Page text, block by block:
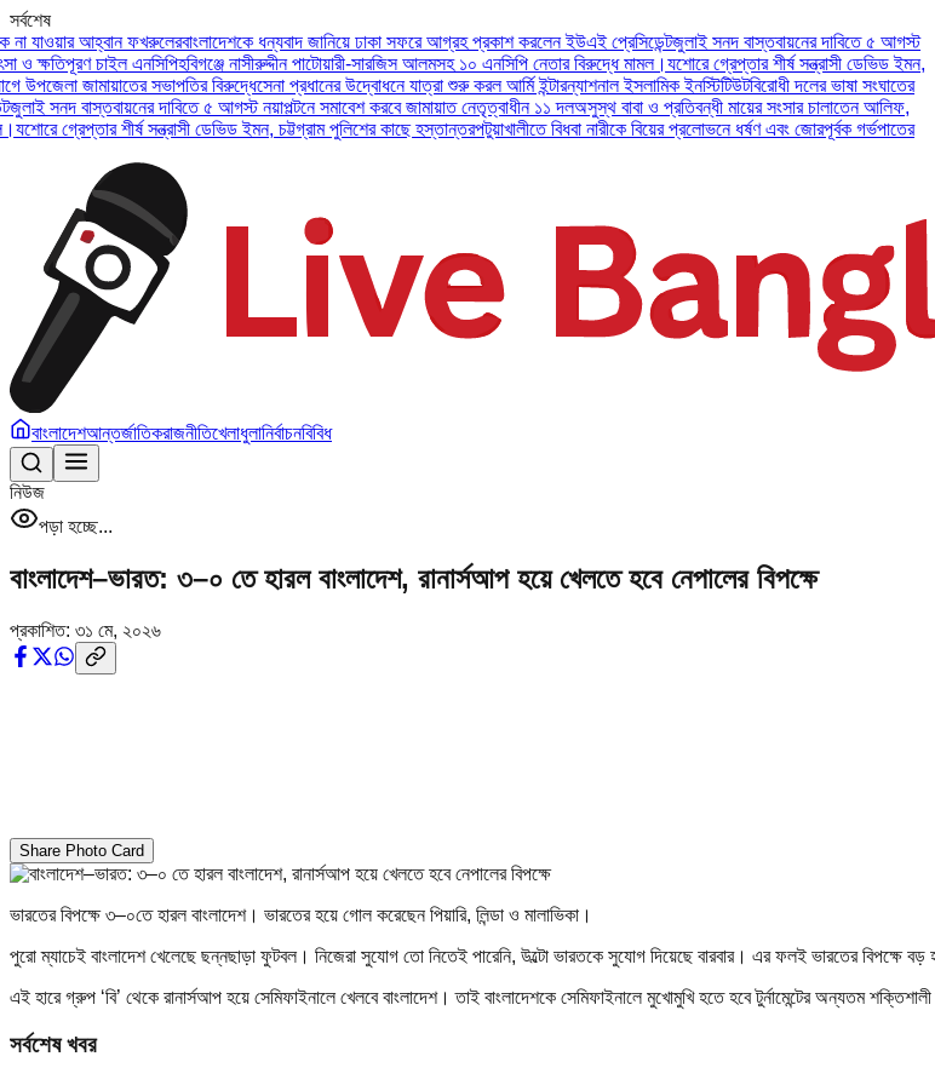
সর্বশেষ
আহ্বান ফখরুলেরবাংলাদেশকে ধন্যবাদ জানিয়ে ঢাকা সফরে আগ্রহ প্রকাশ করলেন ইউএই প্রেসিডেন্টজুলাই সনদ বাস্তবায়নের দাবিতে ৫ আগস্ট
চাইল এনসিপিহবিগঞ্জে নাসীরুদ্দীন পাটোয়ারী-সারজিস আলমসহ ১০ এনসিপি নেতার বিরুদ্ধে মামল।যশোরে গ্রেপ্তার শীর্ষ সন্ত্রাসী ডেভিড ইমন,
জামায়াতের সভাপতির বিরুদ্ধেসেনা প্রধানের উদ্বোধনে যাত্রা শুরু করল আর্মি ইন্টারন্যাশনাল ইসলামিক ইনস্টিটিউটবিরোধী দলের ভাষা সংঘাতের
বাস্তবায়নের দাবিতে ৫ আগস্ট নয়াপল্টনে সমাবেশ করবে জামায়াত নেতৃত্বাধীন ১১ দলঅসুস্থ বাবা ও প্রতিবন্ধী মায়ের সংসার চালাতেন আলিফ,
গ্রেপ্তার শীর্ষ সন্ত্রাসী ডেভিড ইমন, চট্টগ্রাম পুলিশের কাছে হস্তান্তরপটুয়াখালীতে বিধবা নারীকে বিয়ের প্রলোভনে ধর্ষণ এবং জোরপূর্বক গর্ভপাতের
বাংলাদেশআন্তর্জাতিকরাজনীতিখেলাধুলানির্বাচনবিবিধ
নিউজ
পড়া হচ্ছে...
বাংলাদেশ–ভারত: ৩–০ তে হারল বাংলাদেশ, রানার্সআপ হয়ে খেলতে হবে নেপালের বিপক্ষে
প্রকাশিত: ৩১ মে, ২০২৬
Share Photo Card
ভারতের বিপক্ষে ৩–০তে হারল বাংলাদেশ। ভারতের হয়ে গোল করেছেন পিয়ারি, লিন্ডা ও মালাভিকা।
পুরো ম্যাচেই বাংলাদেশ খেলেছে ছন্নছাড়া ফুটবল। নিজেরা সুযোগ তো নিতেই পারেনি, উল্টো ভারতকে সুযোগ দিয়েছে বারবার। এর ফলই ভারতের বিপক্ষে বড়
এই হারে গ্রুপ ‘বি’ থেকে রানার্সআপ হয়ে সেমিফাইনালে খেলবে বাংলাদেশ। তাই বাংলাদেশকে সেমিফাইনালে মুখোমুখি হতে হবে টুর্নামেন্টের অন্যতম
সর্বশেষ খবর